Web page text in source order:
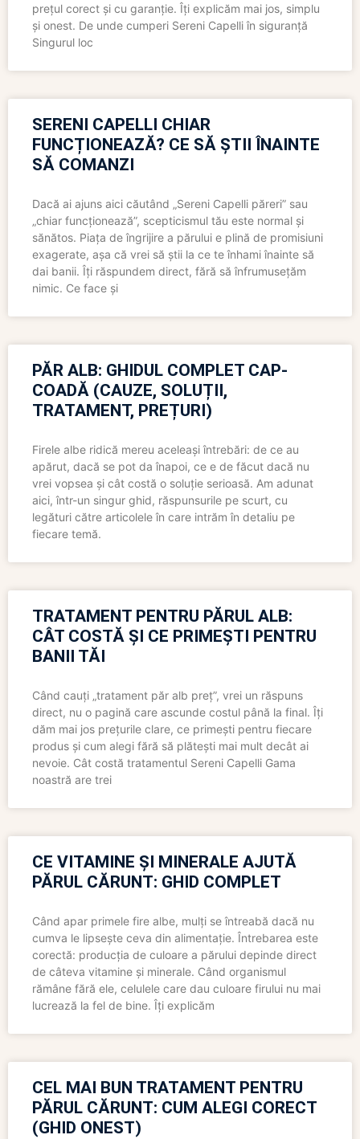
prețul corect și cu garanție. Îți explicăm mai jos, simplu
și onest. De unde cumperi Sereni Capelli în siguranță
Singurul loc
SERENI CAPELLI CHIAR
FUNCȚIONEAZĂ? CE SĂ ȘTII ÎNAINTE
SĂ COMANZI
Dacă ai ajuns aici căutând „Sereni Capelli păreri” sau
„chiar funcționează”, scepticismul tău este normal și
sănătos. Piața de îngrijire a părului e plină de promisiuni
exagerate, așa că vrei să știi la ce te înhami înainte să
dai banii. Îți răspundem direct, fără să înfrumusețăm
nimic. Ce face și
PĂR ALB: GHIDUL COMPLET CAP-
COADĂ (CAUZE, SOLUȚII,
TRATAMENT, PREȚURI)
Firele albe ridică mereu aceleași întrebări: de ce au
apărut, dacă se pot da înapoi, ce e de făcut dacă nu
vrei vopsea și cât costă o soluție serioasă. Am adunat
aici, într-un singur ghid, răspunsurile pe scurt, cu
legături către articolele în care intrăm în detaliu pe
fiecare temă.
TRATAMENT PENTRU PĂRUL ALB:
CÂT COSTĂ ȘI CE PRIMEȘTI PENTRU
BANII TĂI
Când cauți „tratament păr alb preț”, vrei un răspuns
direct, nu o pagină care ascunde costul până la final. Îți
dăm mai jos prețurile clare, ce primești pentru fiecare
produs și cum alegi fără să plătești mai mult decât ai
nevoie. Cât costă tratamentul Sereni Capelli Gama
noastră are trei
CE VITAMINE ȘI MINERALE AJUTĂ
PĂRUL CĂRUNT: GHID COMPLET
Când apar primele fire albe, mulți se întreabă dacă nu
cumva le lipsește ceva din alimentație. Întrebarea este
corectă: producția de culoare a părului depinde direct
de câteva vitamine și minerale. Când organismul
rămâne fără ele, celulele care dau culoare firului nu mai
lucrează la fel de bine. Îți explicăm
CEL MAI BUN TRATAMENT PENTRU
PĂRUL CĂRUNT: CUM ALEGI CORECT
(GHID ONEST)